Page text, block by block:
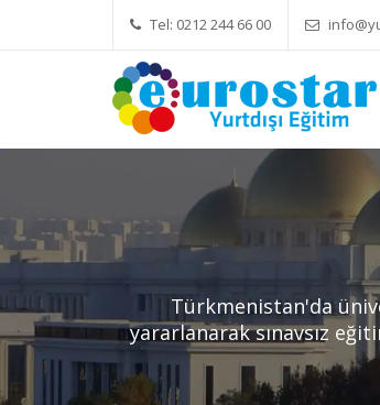
Tel: 0212 244 66 00
Yök Denkliği Önemli Eğitim
Türkmenistan'da
yararlanarak sınavsız